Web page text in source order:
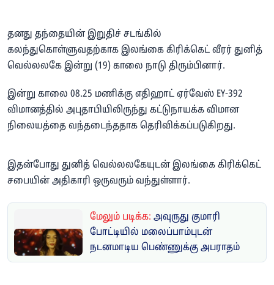
தனது தந்தையின் இறுதிச் சடங்கில்
கலந்துகொள்ளுவதற்காக இலங்கை கிரிக்கெட் வீரர் துனித்
வெல்லலகே இன்று (19) காலை நாடு திரும்பினார்.
இன்று காலை 08.25 மணிக்கு எதிஹாட் ஏர்வேஸ் EY-392
விமானத்தில் அபுதாபியிலிருந்து கட்டுநாயக்க விமான
நிலையத்தை வந்தடைந்ததாக தெரிவிக்கப்படுகிறது.
இதன்போது துனித் வெல்லலகேயுடன் இலங்கை கிரிக்கெட்
சபையின் அதிகாரி ஒருவரும் வந்துள்ளார்.
மேலும் படிக்க: அவுருது குமாரி
போட்டியில் மலைப்பாம்புடன்
நடனமாடிய பெண்ணுக்கு அபராதம்